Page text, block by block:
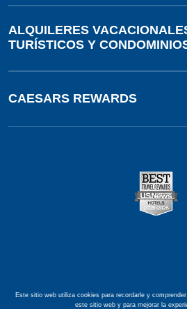
ALQUILERES
TURÍSTICOS Y
CAESARS REWARDS
Este sitio web utiliza cookies para recordarle y
este sitio web y para mejorar la